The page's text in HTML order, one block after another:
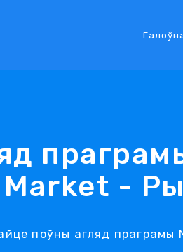
Market -
поўны агляд праграмы